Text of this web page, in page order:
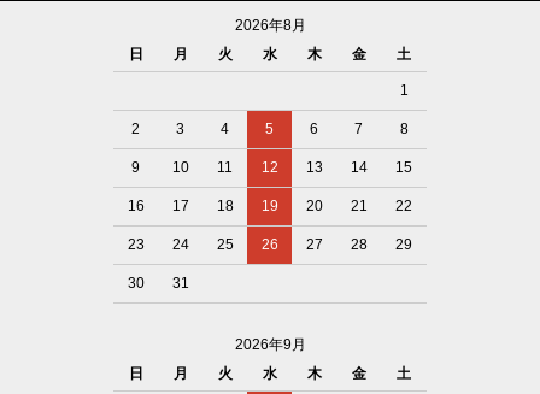
2026年8月
日
月 火 水 木 金 土
1
2 3 4 5 6 7 8
9 10 11 12 13 14 15
16 17 18 19 20 21 22
23 24 25 26 27 28 29
30 31
2026年9月
日
月 火 水 木 金 土